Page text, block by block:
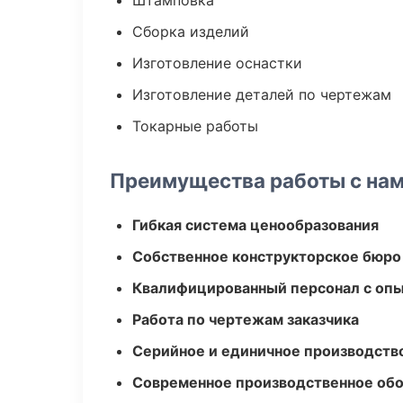
Сборка изделий
Изготовление оснастки
Изготовление деталей по чертежам
Токарные работы
Преимущества работы с
Гибкая система ценообразования
Собственное конструкторское бюро
Квалифицированный персонал с
Работа по чертежам заказчика
Серийное и единичное
Современное производственное